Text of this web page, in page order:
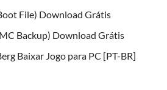
File) Download Grátis
Backup) Download Grátis
Baixar Jogo para PC [PT-BR]